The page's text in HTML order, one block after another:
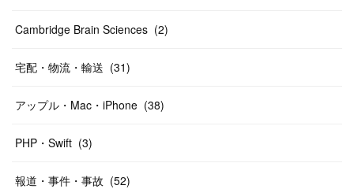
Cambridge Brain Sciences (2)
宅配・物流・輸送 (31)
アップル・Mac・iPhone (38)
PHP・Swift (3)
報道・事件・事故 (52)